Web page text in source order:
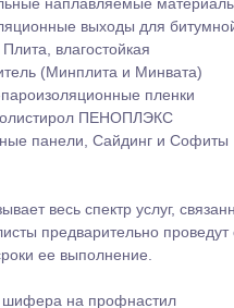
выходы для
влагостойкая
(Минплита и Минвата)
пленки
ПЕНОПЛЭКС
панели, Сайдинг и Софиты
весь спектр услуг,
предварительно
ее выполнение.
на профнастил